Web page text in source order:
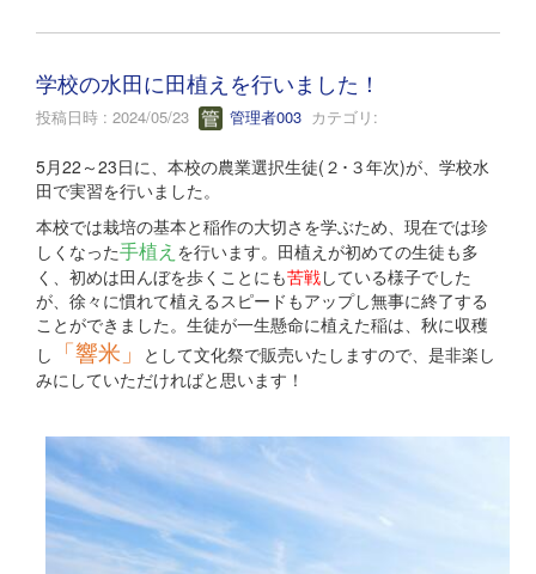
学校の水田に田植えを行いました！
投稿日時 : 2024/05/23 管理者003 カテゴリ:
5月22～23日に、本校の農業選択生徒(２･３年次)が、学校水
田で実習を行いました。
本校では栽培の基本と稲作の大切さを学ぶため、現在では珍
しくなった手植え を行います。田植えが初めての生徒も多
く、初めは田んぼを歩くことにも苦戦している様子でした
が、徐々に慣れて植えるスピードもアップし無事に終了する
ことができました。生徒が一生懸命に植えた稲は、秋に収穫
し
「響米」
として文化祭で販売いたしますので、是非楽し
みにしていただければと思います！